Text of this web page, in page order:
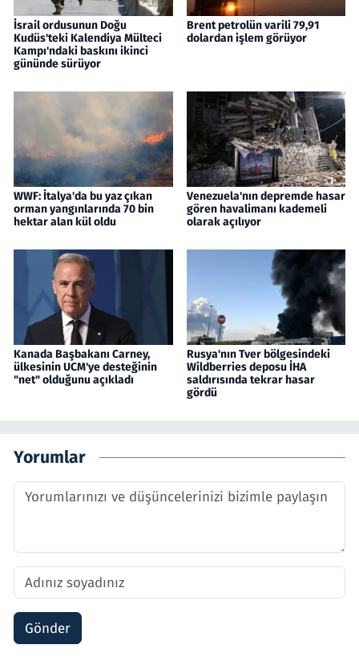
İsrail ordusunun Doğu
Kudüs'teki Kalendiya Mülteci
Kampı'ndaki baskını ikinci
gününde sürüyor
Brent petrolün varili 79,91
dolardan işlem görüyor
WWF: İtalya'da bu yaz çıkan
orman yangınlarında 70 bin
hektar alan kül oldu
Venezuela'nın depremde hasar
gören havalimanı kademeli
olarak açılıyor
Kanada Başbakanı Carney,
ülkesinin UCM'ye desteğinin
"net" olduğunu açıkladı
Rusya'nın Tver bölgesindeki
Wildberries deposu İHA
saldırısında tekrar hasar
gördü
Yorumlar
Gönder